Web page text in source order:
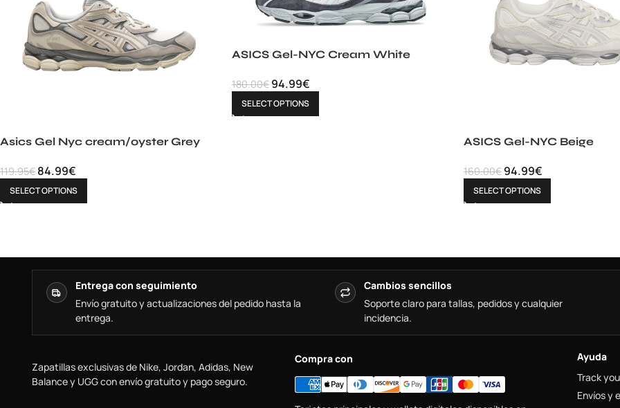
Asics Gel Nyc cream/oyster Grey
119.95€ 84.99€
SELECT OPTIONS
ASICS Gel-NYC Cream White
180.00€ 94.99€
SELECT OPTIONS
ASICS Gel-NYC Beige
160.00€ 94.99€
SELECT OPTIONS
Entrega con seguimiento
Envío gratuito y actualizaciones del pedido hasta la
entrega.
Cambios sencillos
Soporte claro para tallas, pedidos y cualquier
incidencia.
Zapatillas exclusivas de Nike, Jordan, Adidas, New
Balance y UGG con envío gratuito y pago seguro.
Compra con
Ayuda
Track
Envíos y